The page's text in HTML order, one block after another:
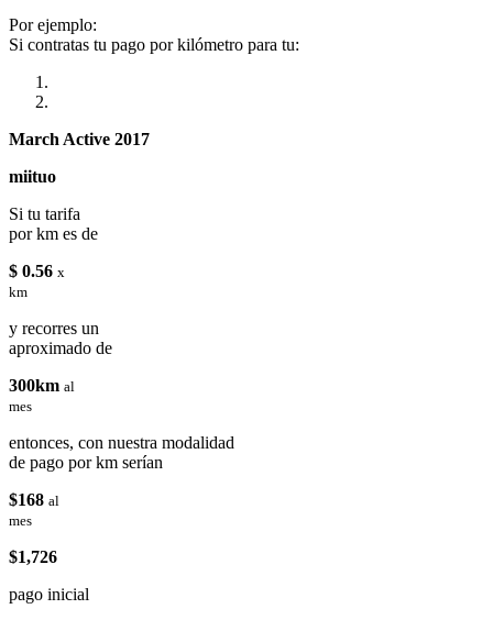
Por ejemplo:
Si contratas tu pago por kilómetro para tu:
March Active 2017
miituo
Si tu tarifa
por km es de
$ 0.56 x
km
y recorres un
aproximado de
300km al
mes
entonces, con nuestra modalidad
de pago por km serían
$168 al
mes
$1,726
pago inicial